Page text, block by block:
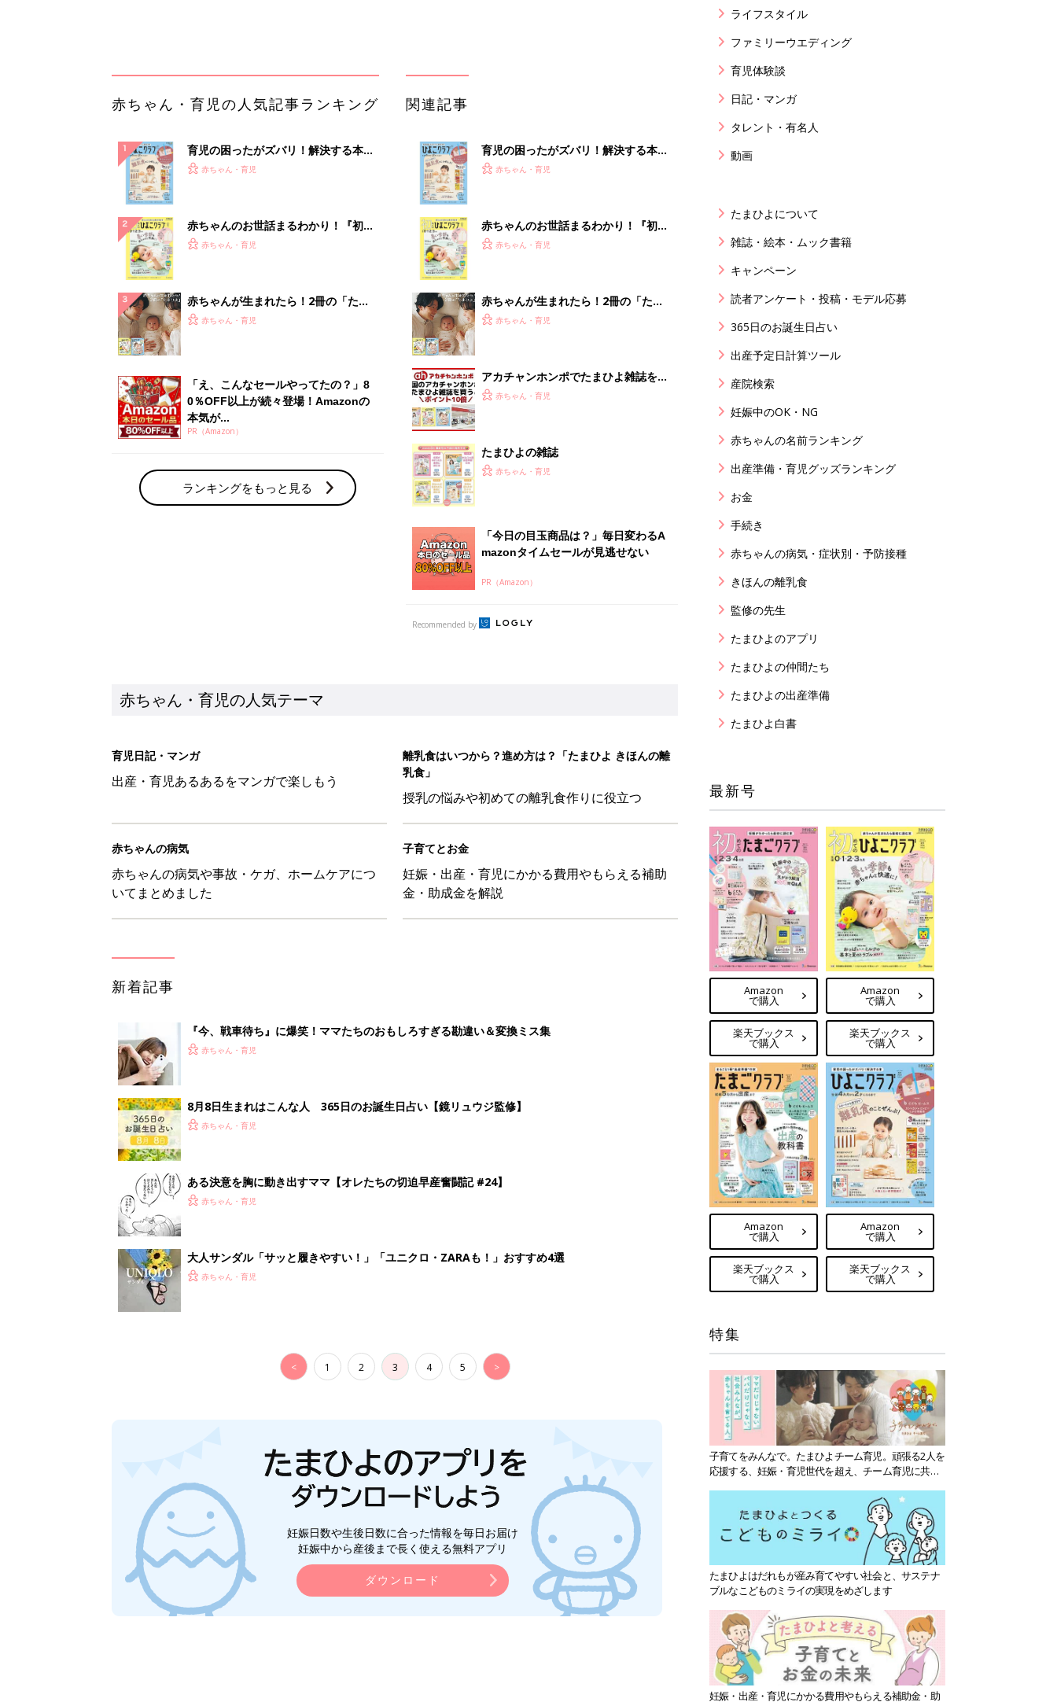
0％OFF以上が続々登場！Amazonの
本気が...
PR（Amazon）
ランキングをもっと見る
mazonタイムセールが見逃せない
PR（Amazon）
赤ちゃん・育児の人気テーマ
育児日記・マンガ
離乳食はいつから？進め方は？「たまひよ きほんの離
授乳の悩みや初めての離乳食作りに役立つ
子育てとお金
妊娠・出産・育児にかかる費用やもらえる補助
金・助成金を解説
『今、戦車待ち』に爆笑！ママたちのおもしろすぎる勘違い＆変換ミス集
赤ちゃん・育児
8月8日生まれはこんな人 365日のお誕生日占い【鏡リュウジ監修】
赤ちゃん・育児
ある決意を胸に動き出すママ【オレたちの切迫早産奮闘記 #24】
< 1 2 3 4 5 >
ライフスタイル
ファミリーウエディング
育児体験談
日記・マンガ
タレント・有名人
動画
たまひよについて
雑誌・絵本・ムック書籍
キャンペーン
読者アンケート・投稿・モデル応募
365日のお誕生日占い
出産予定日計算ツール
産院検索
妊娠中のOK・NG
赤ちゃんの名前ランキング
出産準備・育児グッズランキング
お金
手続き
赤ちゃんの病気・症状別・予防接種
きほんの離乳食
監修の先生
たまひよのアプリ
たまひよの仲間たち
たまひよの出産準備
たまひよ白書
最新号
Amazon
で購入
楽天ブックス
で購入
Amazon
で購入
楽天ブックス
で購入
Amazon
で購入
楽天ブックス
で購入
Amazon
で購入
楽天ブックス
で購入
特集
子育てをみんなで。たまひよチーム育児。頑張る2人を
応援する、妊娠・育児世代を超え、チーム育児に共感
たまひよはだれもが産み育てやすい社会と、サステナ
ブルなこどものミライの実現をめざします
妊娠・出産・育児にかかる費用やもらえる補助金・助